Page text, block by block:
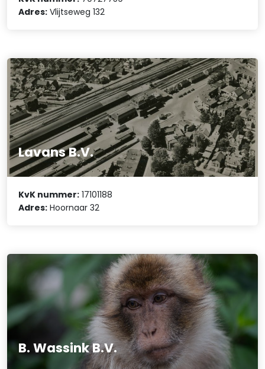
Adres: Vlijtseweg 132
Lavans B.V.
KvK nummer: 17101188
Adres: Hoornaar 32
B. Wassink B.V.